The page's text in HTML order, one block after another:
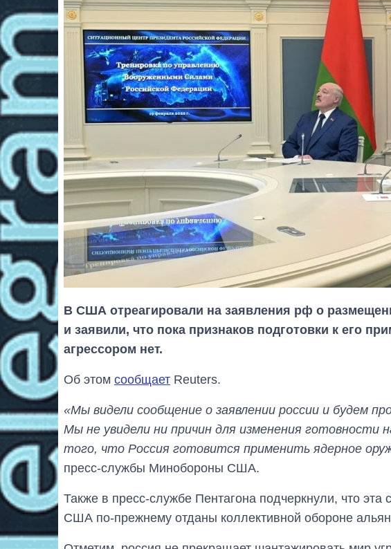
В США отреагировали на заявления рф о
и заявили, что пока признаков подготовки к его
агрессором нет.
Об этом сообщает Reuters.
«Мы видели сообщение о заявлении россии и будем
Мы не увидели ни причин для изменения готовности
того, что Россия готовится применить ядерное
пресс-службы Минобороны США.
Также в пресс-службе Пентагона подчеркнули, что эта
США по-прежнему отданы коллективной обороне